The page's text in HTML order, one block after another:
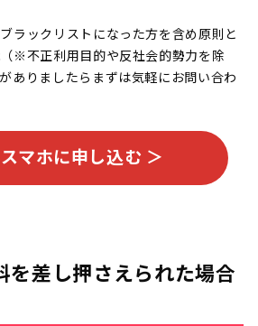
ラックリストになった方を含め原則と
※不正利用目的や反社会的勢力を除
ありましたらまずは気軽にお問い合わ
マホに申し込む ＞
を差し押さえられた場合